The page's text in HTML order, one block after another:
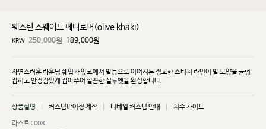
웨스턴 스웨이드 페니로퍼(olive khaki)
KRW 250,000원 189,000원
자연스러운 라운딩 쉐입과 앞코에서 발등으로 이어지는 정교한 스티치 라인이 발 모양을 균형
잡히고안정감있게 잡아주어 깔끔한 실루엣을 완성합니다.
상품설명 커스텀마이징 제작 디테일 커스텀 안내 치수 가이드
라스트 : 008